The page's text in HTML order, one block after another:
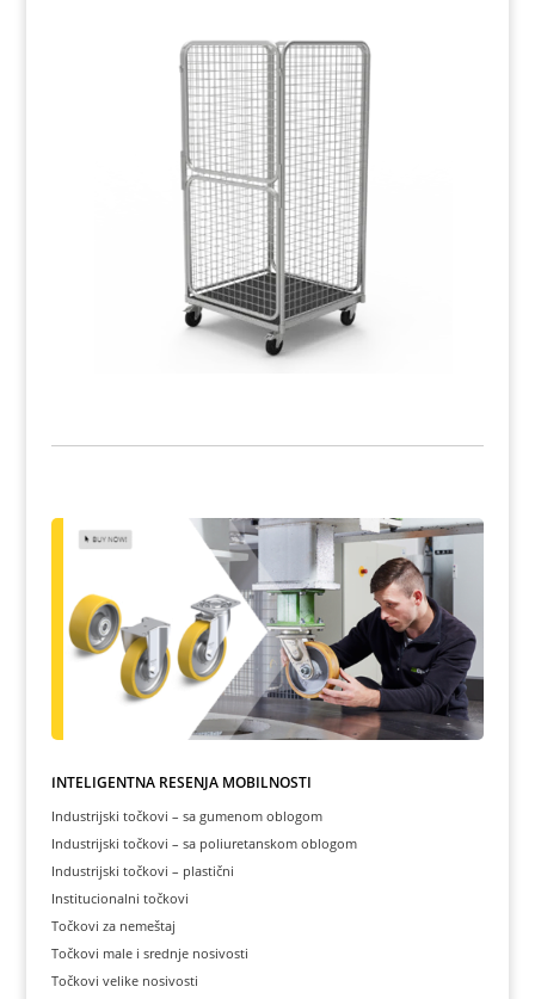
INTELIGENTNA REŠENJA MOBILNOSTI
Industrijski točkovi – sa gumenom oblogom
Industrijski točkovi – sa poliuretanskom oblogom
Industrijski točkovi – plastični
Institucionalni točkovi
Točkovi za nemeštaj
Točkovi male i srednje nosivosti
Točkovi velike nosivosti